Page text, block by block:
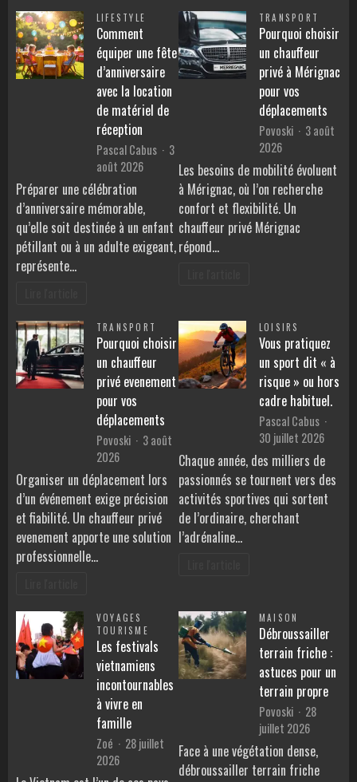
LIFESTYLE
Comment
équiper une fête
d’anniversaire
avec la location
de matériel de
réception
Pascal Cabus
3
août 2026
Préparer une célébration
d’anniversaire mémorable,
qu’elle soit destinée à un enfant
pétillant ou à un adulte exigeant,
représente…
TRANSPORT
Pourquoi choisir
un chauffeur
privé à Mérignac
pour vos
déplacements
Povoski
3 août
2026
Les besoins de mobilité évoluent
à Mérignac, où l’on recherche
confort et flexibilité. Un
chauffeur privé Mérignac
répond…
TRANSPORT
Pourquoi choisir
un chauffeur
privé evenement
pour vos
déplacements
Povoski
3 août
2026
Organiser un déplacement lors
d’un événement exige précision
et fiabilité. Un chauffeur privé
evenement apporte une solution
professionnelle…
LOISIRS
Vous pratiquez
un sport dit « à
risque » ou hors
cadre habituel.
Pascal Cabus
30 juillet 2026
Chaque année, des milliers de
passionnés se tournent vers des
activités sportives qui sortent
de l’ordinaire, cherchant
l’adrénaline…
VOYAGES
TOURISME
Les festivals
vietnamiens
incontournables
à vivre en
famille
Zoé
28 juillet
2026
MAISON
Débroussailler
terrain friche :
astuces pour un
terrain propre
Povoski
28
juillet 2026
Face à une végétation dense,
débroussailler terrain friche